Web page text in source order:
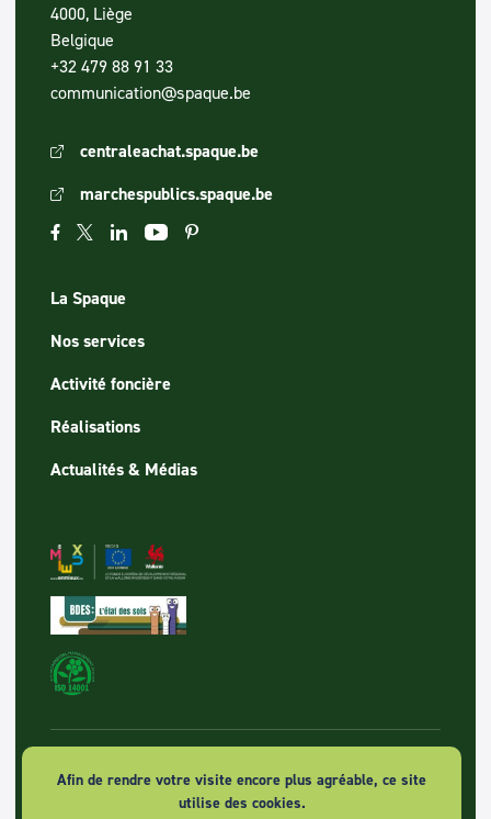
4000, Liège
Belgique
+32 479 88 91 33
communication@spaque.be
centraleachat.spaque.be
marchespublics.spaque.be
La Spaque
Nos services
Activité foncière
Réalisations
Actualités & Médias
© 2026 SPAQUE sa - Tous droits réservés
Afin de rendre votre visite encore plus agréable, ce site
utilise des cookies.